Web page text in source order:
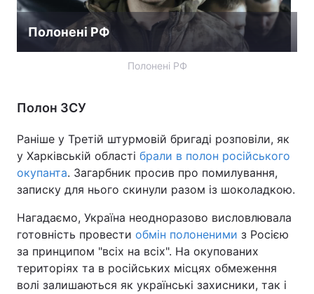
Полонені РФ
Полонені РФ
Полон ЗСУ
Раніше у Третій штурмовій бригаді розповіли, як
у Харківській області брали в полон російського
окупанта. Загарбник просив про помилування,
записку для нього скинули разом із шоколадкою.
​Нагадаємо, Україна неодноразово висловлювала
готовність провести обмін полоненими з Росією
за принципом "всіх на всіх". На окупованих
територіях та в російських місцях обмеження
волі залишаються як українські захисники, так і